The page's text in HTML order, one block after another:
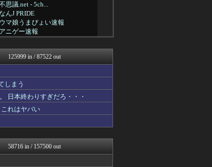
思議.net - 5ch...
なんJ PRIDE
ウマ娘うまぴょい速報
アニゲー速報
んこーる速報！
えすえすログ
子アナお宝画像速報－5c...
んじぇいスタジアム＠なん...
保守速報
刊やきう速報
いニュース(ﾉ∀`)
凸ちゃんねる 発達障害・...
うまぴょいチャンネル -ウ...
125999 in / 87522 out
しまう
日本終わりすぎだろ・・・
れはヤバい
58716 in / 157500 out